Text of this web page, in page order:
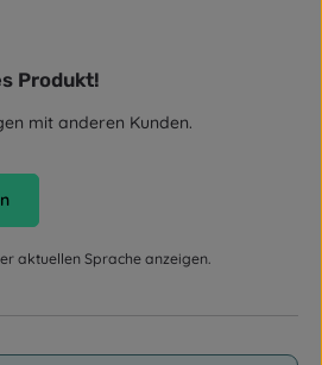
von 0 von 5 Sternen
Produkt!
mit anderen Kunden.
aktuellen Sprache anzeigen.